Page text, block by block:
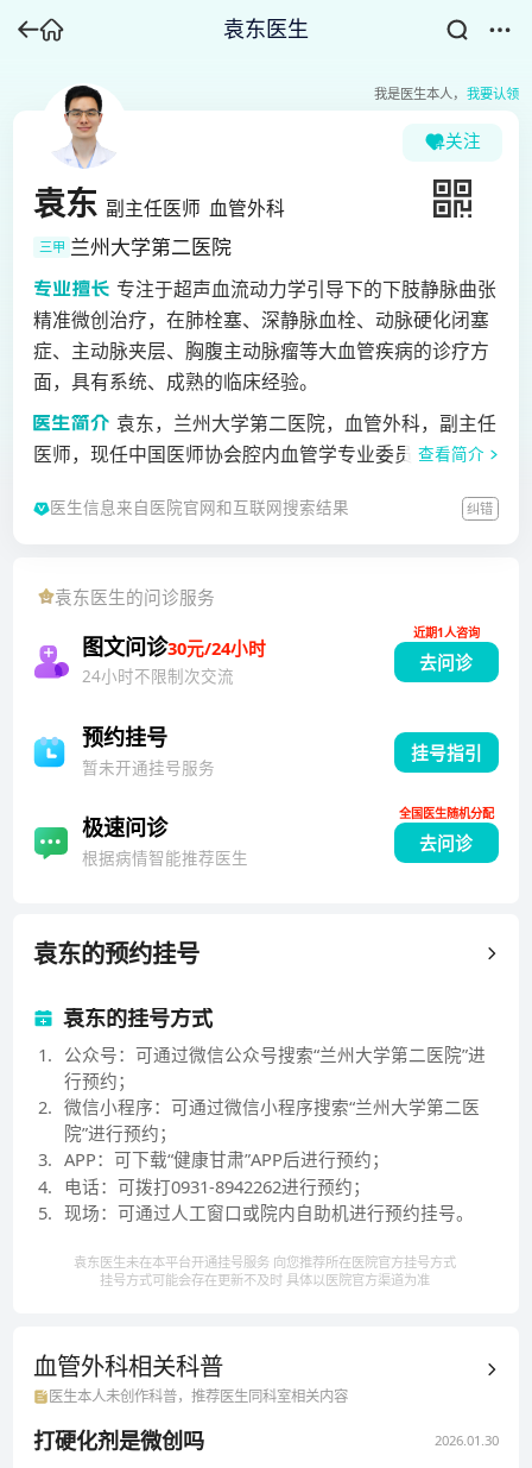
袁东医生
我是医生本人， 我要认领
关注
袁东 副主任医师 血管外科
三甲 兰州大学第二医院
专注于超声血流动力学引导下的下肢静脉曲张
精准微创治疗，在肺栓塞、深静脉血栓、动脉硬化闭塞
症、主动脉夹层、胸腹主动脉瘤等大血管疾病的诊疗方
面，具有系统、成熟的临床经验。
袁东，兰州大学第二医院，血管外科，副主任
医师，现任中国医师协会腔内血管学专业委员会下肢静
专业委员会静脉曲张学组委员、国际血管联盟（IUA）
夫医院进修，具备扎实的血管外科临床实践与科研能
力。以第一作者发表多篇CSCD期刊论文，参与省市级
科研课题5项，持续深耕于血管疾病诊疗前沿，致力于
查看简介
医生信息来自医院官网和互联网搜索结果 纠错
袁东医生的问诊服务
图文问诊30元/24小时
24小时不限制次交流
去问诊
近期1人咨询
预约挂号
暂未开通挂号服务
挂号指引
极速问诊
根据病情智能推荐医生
去问诊
全国医生随机分配
袁东的预约挂号
袁东的挂号方式
1. 公众号：可通过微信公众号搜索“兰州大学第二医院”进
行预约；
2. 微信小程序：可通过微信小程序搜索“兰州大学第二医
院”进行预约；
3. APP：可下载“健康甘肃”APP后进行预约；
4. 电话：可拨打0931-8942262进行预约；
5. 现场：可通过人工窗口或院内自助机进行预约挂号。
袁东医生未在本平台开通挂号服务 向您推荐所在医院官方挂号方式
挂号方式可能会存在更新不及时 具体以医院官方渠道为准
血管外科相关科普
医生本人未创作科普，推荐医生同科室相关内容
打硬化剂是微创吗 2026.01.30